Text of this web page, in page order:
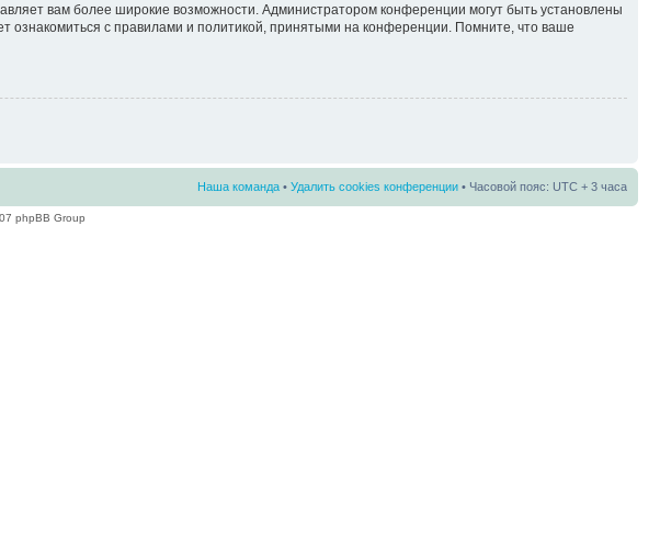
вам более широкие возможности. Администратором конференции могут быть установлены
ознакомиться с правилами и политикой, принятыми на конференции. Помните, что ваше
Наша команда • Удалить cookies конференции • Часовой пояс: UTC + 3 часа
phpBB Group